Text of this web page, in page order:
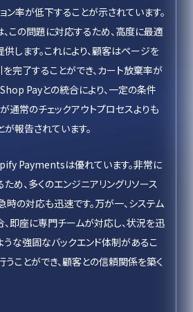
ン率が低下することが示されています。
この問題に対応するため、高度に最適
します。これにより、顧客はページを
完了することができ、カート放棄率が
Shop Payとの統合により、一定の条件
通常のチェックアウトプロセスよりも
報告されています。
Paymentsは優れています。非常に
め、多くのエンジニアリングリソース
時の対応も迅速です。万が一、システム
即座に専門チームが対応し、状況を迅
うな強固なバックエンド体制があるこ
うことができ、顧客との信頼関係を築く